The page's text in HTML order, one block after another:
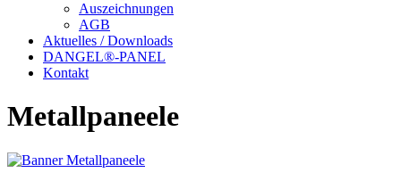
Auszeichnungen
AGB
Aktuelles / Downloads
DANGEL®-PANEL
Kontakt
Metallpaneele